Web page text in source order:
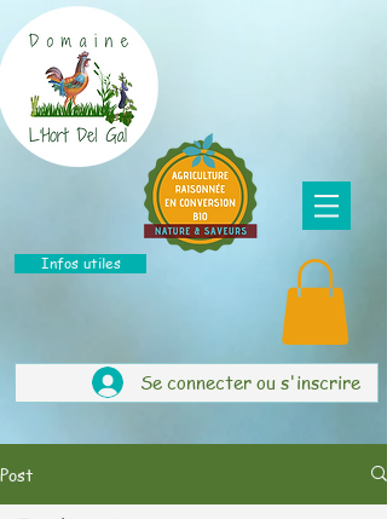
Infos utiles
Se connecter ou s'inscrire
Post